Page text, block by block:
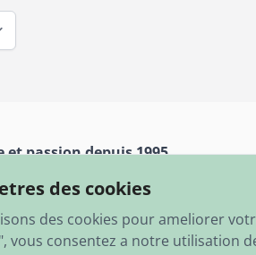
et passion depuis 1995
en stock
des cookies
des cookies pour ameliorer
vous consentez a notre utilisation